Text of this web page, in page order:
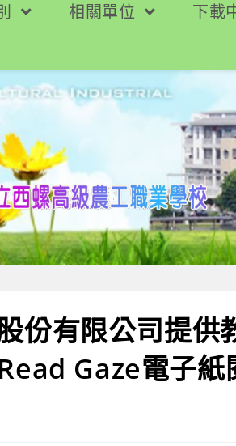
相關單位 下載
份有限公司提供
Gaze電子紙